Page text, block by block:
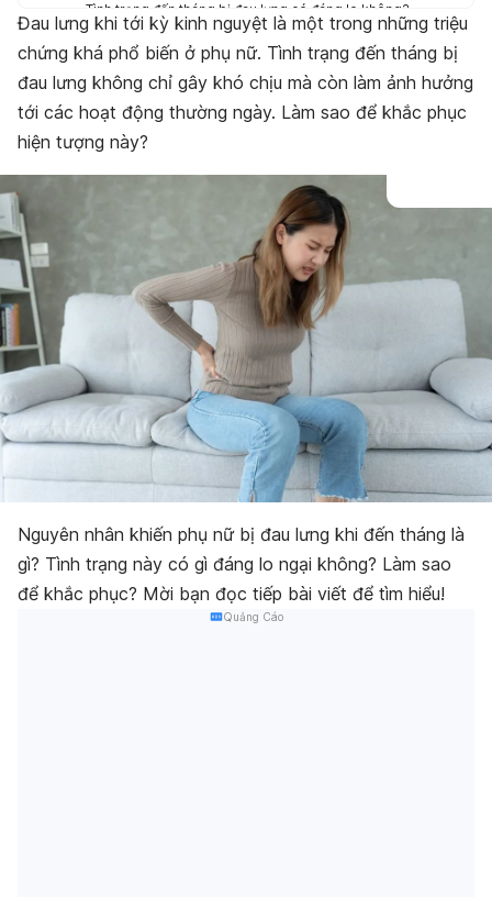
Tình trạng đến tháng bị đau lưng có đáng lo không?
4 cách giảm đau lưng khi đến kỳ kinh nguyệt
Lời khuyên từ chuyên gia
Đau lưng khi tới kỳ kinh nguyệt là một trong những triệu
chứng khá phổ biến ở phụ nữ. Tình trạng đến tháng bị
đau lưng không chỉ gây khó chịu mà còn làm ảnh hưởng
tới các hoạt động thường ngày. Làm sao để khắc phục
hiện tượng này?
Nguyên nhân khiến phụ nữ bị đau lưng khi đến tháng là
gì? Tình trạng này có gì đáng lo ngại không? Làm sao
để khắc phục? Mời bạn đọc tiếp bài viết để tìm hiểu!
Quảng Cáo